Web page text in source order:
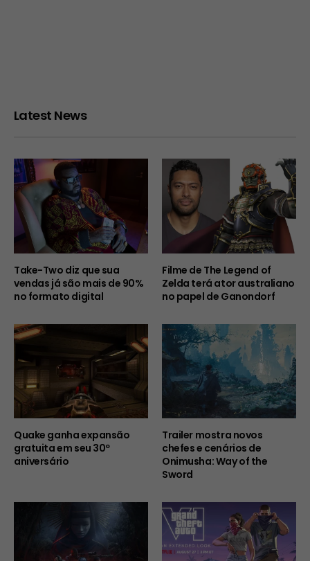
Latest News
Take-Two diz que sua
vendas já são mais de 90%
no formato digital
Filme de The Legend of
Zelda terá ator australiano
no papel de Ganondorf
Quake ganha expansão
gratuita em seu 30º
aniversário
Trailer mostra novos
chefes e cenários de
Onimusha: Way of the
Sword